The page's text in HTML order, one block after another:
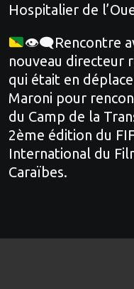
Hospitalier de
👁‍🗨Rencontre
nouveau directeur
qui était en
Maroni pour
du Camp de la
2ème édition du
International du
Caraïbes.